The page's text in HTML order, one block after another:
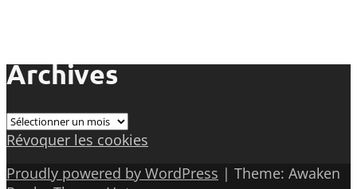
Archives
Archives
Révoquer les cookies
Proudly powered by WordPress | Theme: Awaken